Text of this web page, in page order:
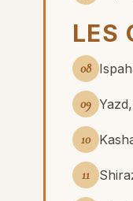
LES
08
09
10
11